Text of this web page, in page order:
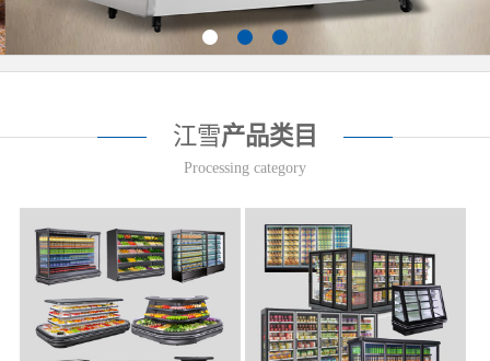
江雪产品类目
Processing category